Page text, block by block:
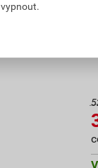
vypnout.